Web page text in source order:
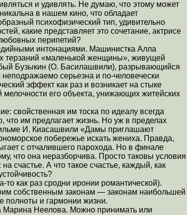
и удивлять. Не думаю, что этому может
в нашем кино, что обладает
психофизический тип, удивительно
какие представляет это сочетание, актрисе
перипетий?
интонациями. Машинистка Алла
терзаний «маленькой женщины», живущей
Бузыкин (О. Басилашвили), разрывающийся
серьезна и по-человечески
эффект как раз и возникает на стыке
мелочности его объекта, унижающих житейских
свойственная им тоска по идеалу всегда
что им предлагает жизнь. Но уж в пределах
И. Киасашвили «Дамы приглашают
побережье искать жениха. Правда,
с отчалившего парохода. Но в финале
что она неразборчива. Просто таковы условия
счастье. А что такое счастье, каждый, как
то как раз сродни иронии романтической).
собственным законам — законам наибольшей
полноты и гармонии жизни.
Марина Неелова. Можно принимать или